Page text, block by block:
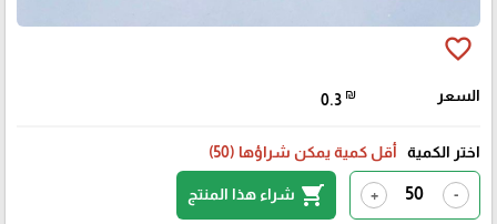
favorite_border
السعر 0.3 ₪
اختر الكمية أقل كمية يمكن شراؤها (50)
-
+
shopping_cart شراء هذا المنتج